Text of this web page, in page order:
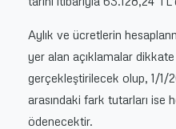
Aylık ve ücretlerin
yer alan açıklamalar
gerçekleştirilecek olup, 1/1/
arasındaki fark tutarları ise
ödenecektir.